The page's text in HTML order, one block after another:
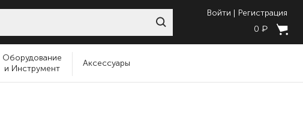
Войти
Регистрация
0 ₽
Оборудование
и Инструмент
Аксессуары